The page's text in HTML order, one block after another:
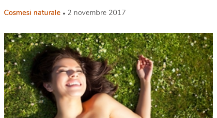
Cosmesi naturale 2 novembre 2017